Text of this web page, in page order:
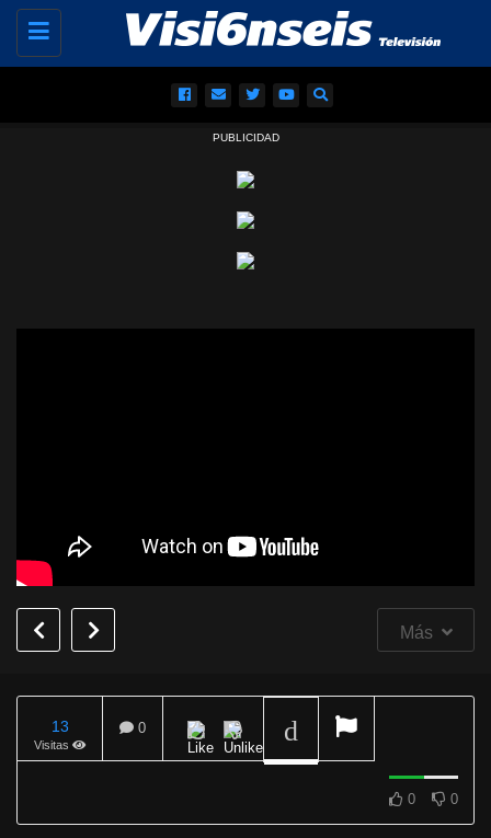
Toggle
navigation
PUBLICIDAD
Más
13
Visitas
0
0 0